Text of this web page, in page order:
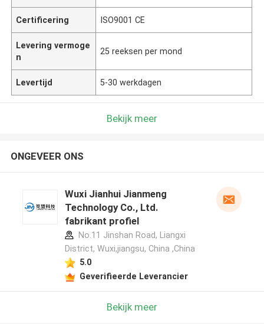
Certificering ISO9001 CE
Levering vermoge
n
25 reeksen per mond
Levertijd 5-30 werkdagen
Bekijk meer
ONGEVEER ONS
Wuxi Jianhui Jianmeng
Technology Co., Ltd.
fabrikant profiel
No.11 Jinshan Road, Liangxi
District, Wuxi,jiangsu, China ,China
5.0
Geverifieerde Leverancier
Bekijk meer